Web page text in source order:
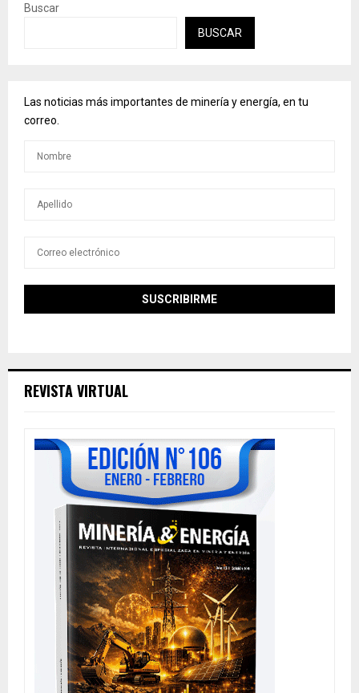
Buscar
BUSCAR
Las noticias más importantes de minería y energía, en tu
correo.
REVISTA VIRTUAL